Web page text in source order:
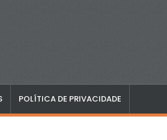
POLÍTICA DE PRIVACIDADE